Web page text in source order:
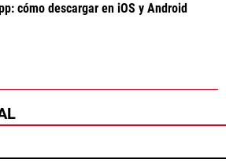
cómo descargar en iOS y Android